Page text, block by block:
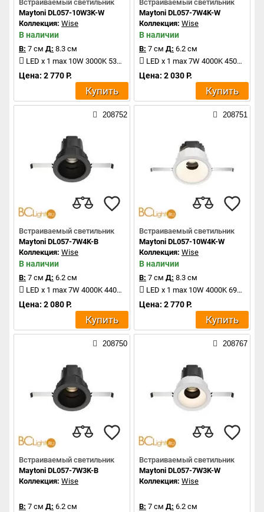
Встраиваемый светильник
Maytoni DL057-10W3K-W
Коллекция: Wise
В наличии
В: 7 см Д: 8.3 см
LED x 1 max 10W 3000K 530Lm
Цена: 2 770 Р.
Купить
Встраиваемый светильник
Maytoni DL057-7W4K-W
Коллекция: Wise
В наличии
В: 7 см Д: 6.2 см
LED x 1 max 7W 4000K 450Lm
Цена: 2 030 Р.
Купить
208752
Встраиваемый светильник
Maytoni DL057-7W4K-B
Коллекция: Wise
В наличии
В: 7 см Д: 6.2 см
LED x 1 max 7W 4000K 440Lm
Цена: 2 080 Р.
Купить
208751
Встраиваемый светильник
Maytoni DL057-10W4K-W
Коллекция: Wise
В наличии
В: 7 см Д: 8.3 см
LED x 1 max 10W 4000K 690Lm
Цена: 2 770 Р.
Купить
208750
Встраиваемый светильник
Maytoni DL057-7W3K-B
Коллекция: Wise
В: 7 см Д: 6.2 см
208767
Встраиваемый светильник
Maytoni DL057-7W3K-W
Коллекция: Wise
В: 7 см Д: 6.2 см